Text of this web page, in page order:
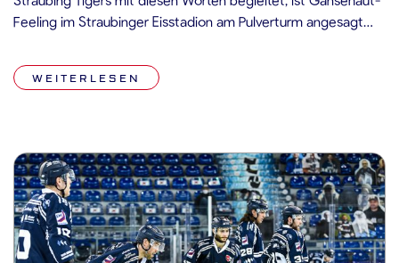
Feeling im Straubinger Eisstadion am Pulverturm angesagt
heutigen Ostersonntag bestreitet „The Voice“ sein sage und
schreibe 600. Punkt- bzw. Pflichtspiel als Hallensprecher im
WEITERLESEN